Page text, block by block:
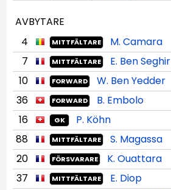
AVBYTARE
4
MITTFÄLTARE M. Camara
7 MITTFÄLTARE E. Ben Seghir
10 FORWARD W. Ben Yedder
36 FORWARD B. Embolo
16 GK
P. Köhn
88
MITTFÄLTARE
S. Magassa
20
FÖRSVARARE
K. Ouattara
37
MITTFÄLTARE
E. Diop